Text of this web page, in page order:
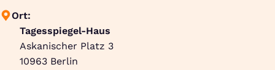
Ort:
Tagesspiegel-Haus
Askanischer Platz 3
10963 Berlin